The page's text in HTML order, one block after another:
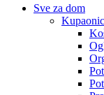
Sve za dom